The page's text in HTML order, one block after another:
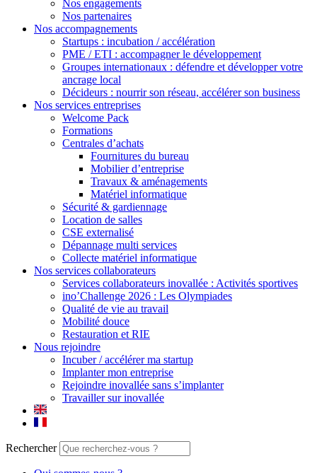
Nos engagements
Nos partenaires
Nos accompagnements
Startups : incubation / accélération
PME / ETI : accompagner le développement
Groupes internationaux : défendre et développer votre
ancrage local
Décideurs : nourrir son réseau, accélérer son business
Nos services entreprises
Welcome Pack
Formations
Centrales d’achats
Fournitures du bureau
Mobilier d’entreprise
Travaux & aménagements
Matériel informatique
Sécurité & gardiennage
Location de salles
CSE externalisé
Dépannage multi services
Collecte matériel informatique
Nos services collaborateurs
Services collaborateurs inovallée : Activités sportives
ino’Challenge 2026 : Les Olympiades
Qualité de vie au travail
Mobilité douce
Restauration et RIE
Nous rejoindre
Incuber / accélérer ma startup
Implanter mon entreprise
Rejoindre inovallée sans s’implanter
Travailler sur inovallée
Rechercher